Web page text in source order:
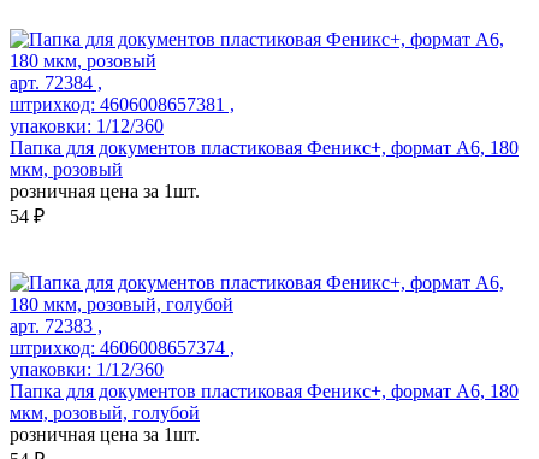
арт. 72384 ,
штрихкод: 4606008657381 ,
упаковки: 1/12/360
Папка для документов пластиковая Феникс+, формат А6, 180
мкм, розовый
розничная цена за 1шт.
54 ₽
арт. 72383 ,
штрихкод: 4606008657374 ,
упаковки: 1/12/360
Папка для документов пластиковая Феникс+, формат А6, 180
мкм, розовый, голубой
розничная цена за 1шт.